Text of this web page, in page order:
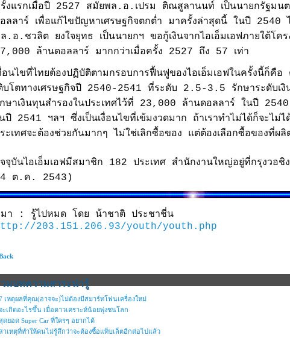
งแรกเมื่อปี 2527 สมัยพล.อ.เปรม ติณสูลานนท์ เป็นนายกรัฐมน
ลลาร์ เพื่อแก้ไขปัญหาเศรษฐกิจตกต่ำ มาครั้งล่าสุดนี้ ในปี 2540
.อ.ชวลิต ยงใจยุทธ เป็นนายกฯ ขอกู้เงินจากไอเอ็มเอฟภายใต้โค
ล้านดอลลาร์ มากกว่าเมื่อครั้ง 2527 ถึง 57 เท่า
อนไขที่ไทยต้องปฏิบัติตามกรอบการฟื้นฟูของไอเอ็มเอฟในครั้งนี้ก็คือ
บโตทางเศรษฐกิจปี 2540-2541 ที่ระดับ 2.5-3.5 รักษาระดับเงิ
ษาเงินทุนสำรองในประเทศไว้ที่ 23,000 ล้านดอลลาร์ ในปี
ปี 2541 ฯลฯ ซึ่งเป็นเงื่อนไขที่เข้มงวดมาก ถ้าเราทำไม่ได้ก็จะไม่
ะเทศจะต้องช่วยกันมากๆ ไม่ใช่เลิกซื้อของ แต่ต้องเลือกซื้อของที่ผ
จุบันไอเอ็มเอฟมีสมาชิก 182 ประเทศ สำนักงานใหญ่อยู่ที่กรุงวอ
ต.ค. 2543)
า : รู้ไปหมด โดย น้าชาติ ประชาชี่น
203.151.206.93/youth/youth.php
มบทความสาระน่ารู้
เหตุผลที่คุณ(อาจจะ)ไม่ต้องมีสมาร์ทโฟนเครื่องใหม่
ะเกิดอะไรขึ้น เมื่อดาวเคราะห์น้อยพุ่งชนโลก
ดยอด Super Car ที่ใครๆ อยากได้
าเหตุที่ทำให้คนไม่รู้สึกว่าจะต้องซื้อแท็บเล็ตอีกต่อไปแล้ว